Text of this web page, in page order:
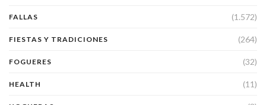
FALLAS (1.572)
FIESTAS Y TRADICIONES (264)
FOGUERES (32)
HEALTH (11)